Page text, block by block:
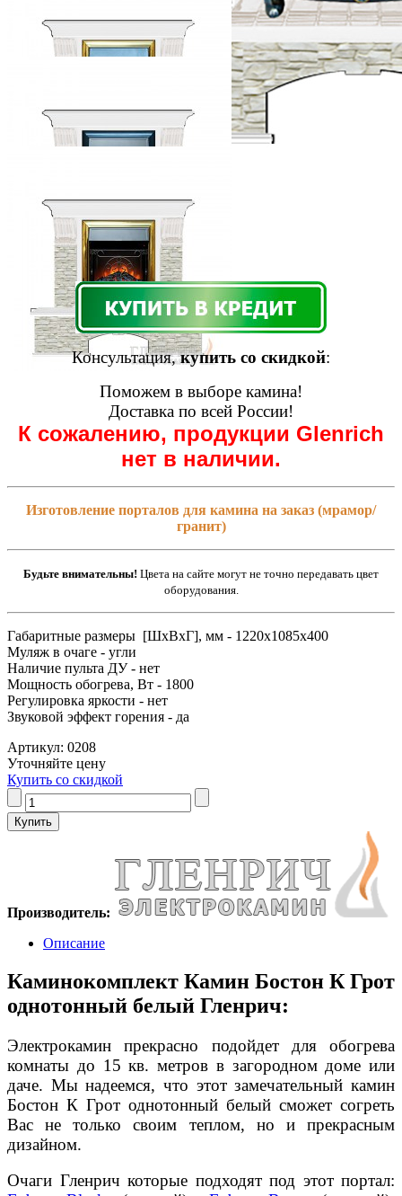
Консультация,купить со скидкой:
Поможем в выборе камина!
Доставка по всей России!
К сожалению, продукции Glenrich
нет в наличии.
Изготовление порталов для камина на заказ (мрамор/
гранит)
Будьте внимательны! Цвета на сайте могут не точно передавать цвет
оборудования.
Габаритные размеры [ШxВxГ], мм - 1220x1085x400
Муляж в очаге - угли
Наличие пульта ДУ - нет
Мощность обогрева, Вт - 1800
Регулировка яркости - нет
Звуковой эффект горения - да
Артикул: 0208
Уточняйте цену
Купить со скидкой
Производитель:
Описание
Каминокомплект Камин Бостон К Грот
однотонный белый Гленрич:
Электрокамин прекрасно подойдет для обогрева
комнаты до 15 кв. метров в загородном доме или
даче. Мы надеемся, что этот замечательный камин
Бостон К Грот однотонный белый сможет согреть
Вас не только своим теплом, но и прекрасным
дизайном.
Очаги Гленрич которые подходят под этот портал: